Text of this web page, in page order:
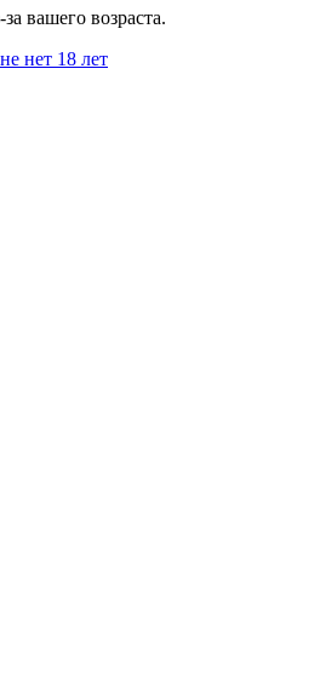
вашего возраста.
нет 18 лет